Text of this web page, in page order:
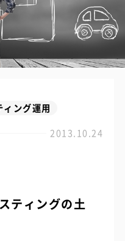
ング運用
2013.10.24
ティングの土